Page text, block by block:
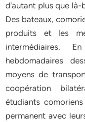
d’autant plus que
Des bateaux,
produits et les
intermédiaires.
hebdomadaires
moyens de
coopération
étudiants
permanent avec